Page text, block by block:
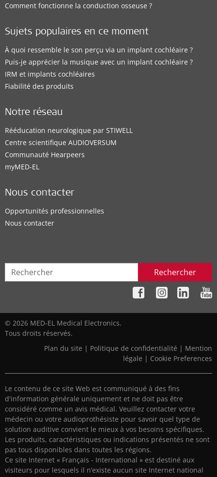
Comment fonctionne la conduction osseuse ?
Sujets populaires en ce moment
À quoi ressemble le son perçu via un implant cochléaire ?
Puis-je apprécier la musique avec un implant cochléaire ?
IRM et implants cochléaires
Fiabilité des produits
Notre réseau
Rééducation neurologique par STIWELL
Centre scientifique AUDIOVERSUM
Communauté Hearpeers
myMED‑EL
Nous contacter
Opportunités professionnelles
Nous contacter
Rechercher
© 2026 MED-EL Medical Electronics.
Tous droits réservés.
Plan du site | Politique de confidentialité | Mention
légale | Cookie Preferences
Le contenu de ce site Web est communiqué à des fins
d'information générale uniquement et ne doit pas être
considéré comme un avis médical. Veuillez contacter votre
médecin ou votre audioprothésiste pour savoir quel type de
solution auditive convient le mieux à vos besoins spécifiques.
Les produits, caractéristiques ou indications présentés ne sont
pas tous disponibles dans toutes les régions.
Ce site Internet « Français - International » est destiné aux
visiteurs pour lesquels il n’existe aucun site Internet national